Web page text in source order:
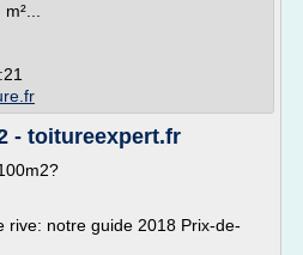
- toitureexpert.fr
rive: notre guide 2018 Prix-de-